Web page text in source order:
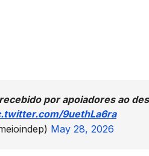
recebido por apoiadores ao
9uethLa6ra
May 28, 2026